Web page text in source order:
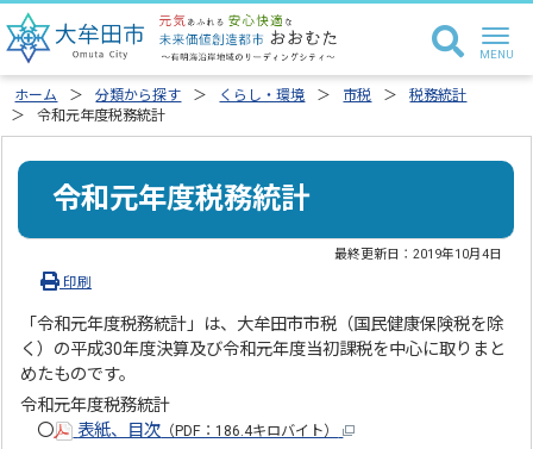
ホーム 分類から探す くらし・環境 市税
税務統計
令和元年度税務統計
令和元年度税務統計
最終更新日：2019年10月4日
印刷
「令和元年度税務統計」は、大牟田市市税（国民健康保険税を除
く）の平成30年度決算及び令和元年度当初課税を中心に取りまと
めたものです。
令和元年度税務統計
〇
表紙、目次 （PDF：186.4キロバイト）